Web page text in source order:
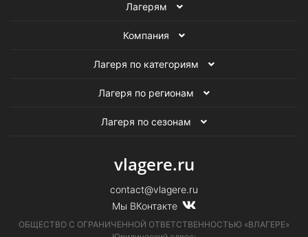
Лагерям
Компания
Лагеря по категориям
Лагеря по регионам
Лагеря по сезонам
vlagere.ru
contact@vlagere.ru
Мы ВКонтакте
ОБЩЕСТВО С ОГРАНИЧЕННОЙ ОТВЕТСТВЕННОСТЬЮ «ВЛАГЕРЕ»